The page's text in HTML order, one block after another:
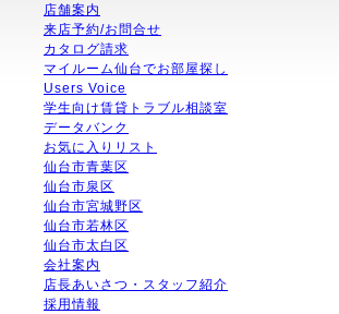
店舗案内
来店予約/お問合せ
カタログ請求
マイルーム仙台でお部屋探し
Users Voice
学生向け賃貸トラブル相談室
データバンク
お気に入りリスト
仙台市青葉区
仙台市泉区
仙台市宮城野区
仙台市若林区
仙台市太白区
会社案内
店長あいさつ・スタッフ紹介
採用情報